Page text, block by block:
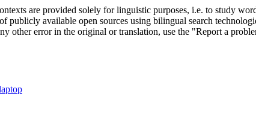
are provided solely for linguistic purposes, i.e. to study
publicly available open sources using bilingual search
other error in the original or translation, use the "Report a